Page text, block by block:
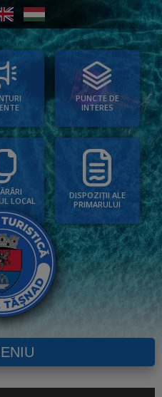
PUNCTE DE
INTERES
LOCAL
DISPOZIȚII ALE
PRIMARULUI